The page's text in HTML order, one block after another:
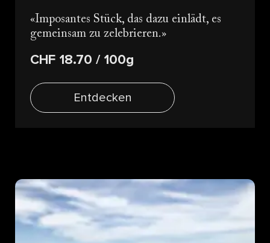
Imposantes Stück, das dazu einlädt, es
gemeinsam zu zelebrieren.
CHF 18.70/ 100g
Entdecken